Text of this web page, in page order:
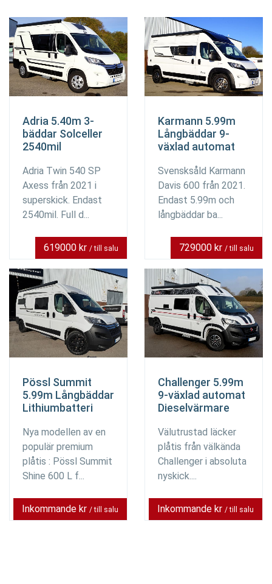
Adria 5.40m 3-
bäddar Solceller
2540mil
Adria Twin 540 SP
Axess från 2021 i
superskick. Endast
2540mil. Full d...
619000 kr / till salu
Karmann 5.99m
Långbäddar 9-
växlad automat
Svensksåld Karmann
Davis 600 från 2021.
Endast 5.99m och
långbäddar ba...
729000 kr / till salu
Pössl Summit
5.99m Långbäddar
Lithiumbatteri
Nya modellen av en
populär premium
plåtis : Pössl Summit
Shine 600 L f...
Inkommande kr / till salu
Challenger 5.99m
9-växlad automat
Dieselvärmare
Välutrustad läcker
plåtis från välkända
Challenger i absoluta
nyskick....
Inkommande kr / till salu